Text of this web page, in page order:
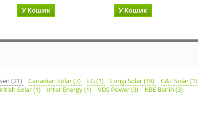
У Кошик
У Кошик
(21) Canadian Solar (7) LG (1) Longi Solar (18) C&T Solar (1)
Solar (1) Inter Energy (1) VDS Power (3) KBE Berlin (3)